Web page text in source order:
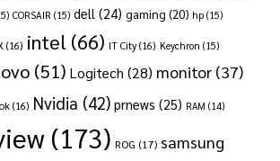
CORSAIR (15) dell (24) gaming (20) hp (15)
(16) intel (66) IT City (16) Keychron (15)
(51) Logitech (28) monitor (37)
(16) Nvidia (42) prnews (25) RAM (14)
(173) ROG (17) samsung